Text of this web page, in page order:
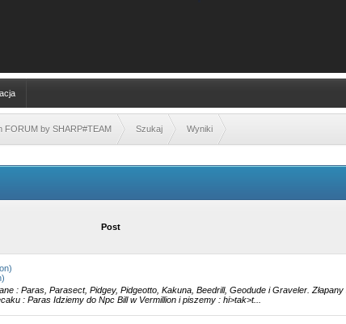
FORUM by SHARP#TEAM Szukaj Wyniki
Post
: Paras, Parasect, Pidgey, Pidgeotto, Kakuna, Beedrill, Geodude i Graveler. Złapany
: Paras Idziemy do Npc Bill w Vermillion i piszemy : hi>tak>t...